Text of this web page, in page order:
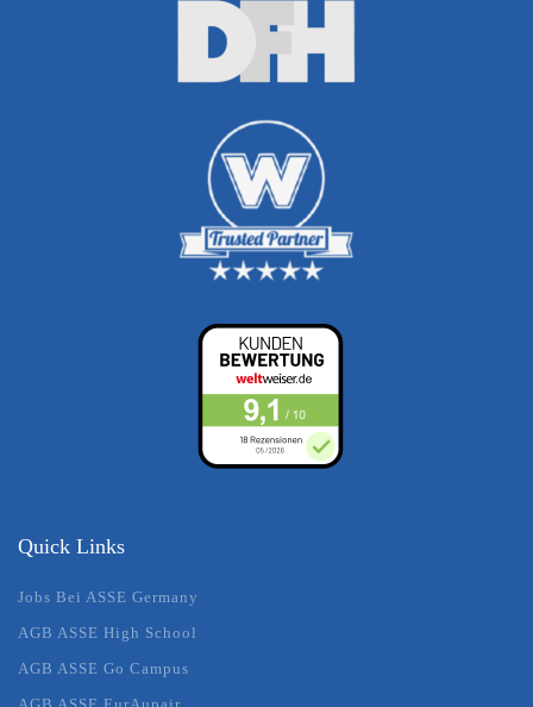
Quick Links
Jobs Bei ASSE Germany
AGB ASSE High School
AGB ASSE Go Campus